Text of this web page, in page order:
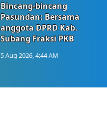
Bincang-bincang
Pasundan: Bersama
anggota DPRD Kab.
Subang Fraksi PKB
5 Aug 2026, 4:44 AM